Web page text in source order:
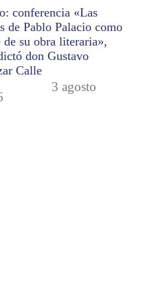
conferencia «Las
de Pablo Palacio como
de su obra literaria»,
don Gustavo
Calle
3 agosto